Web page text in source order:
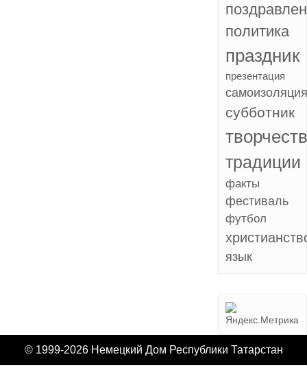
политика
праздник
презентация
субботник
традиции
факты
фестиваль
футбол
язык
© 1999-2026 Немецкий Дом Республики Татарстан